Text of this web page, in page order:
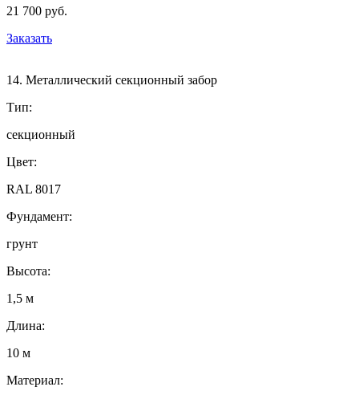
21 700 руб.
Заказать
14. Металлический секционный забор
Тип:
секционный
Цвет:
RAL 8017
Фундамент:
грунт
Высота:
1,5 м
Длина:
10 м
Материал: